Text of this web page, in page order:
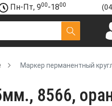
Пн-Пт, 900-1800
Маркер перманентный
8566,